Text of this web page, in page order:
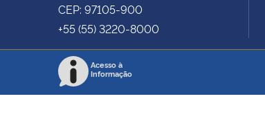
CEP: 97105-900
+55 (55) 3220-8000
Acesso à
Informação